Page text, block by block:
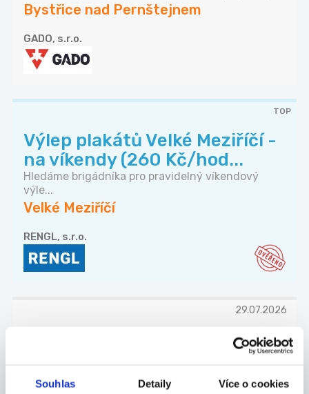
Souhlas Detaily Více o cookies
Bystřice nad Pernštejnem
GADO, s.r.o.
TOP
Výlep plakátů Velké Meziříčí -
na víkendy (260 Kč/hod...
Hledáme brigádníka pro pravidelný víkendový
výle...
Velké Meziříčí
RENGL, s.r.o.
29.07.2026
Dynamická společnost hledá pracovníka
(uklízečka...